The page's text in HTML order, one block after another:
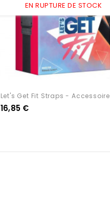
EN RUPTURE DE STOCK
Let's Get Fit Straps - Accessoire
Prix
16,85 €